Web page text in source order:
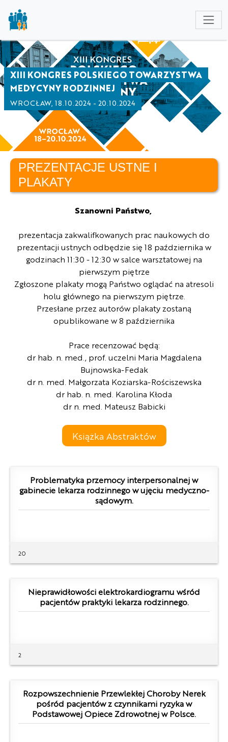
XIII KONGRES POLSKIEGO TOWARZYSTWA
MEDYCYNY RODZINNEJ
WROCŁAW, 18.10.2024 - 20.10.2024
PREZENTACJE USTNE I
PLAKATY
Szanowni Państwo,
prezentacja zakwalifkowanych prac naukowych do
prezentacji ustnych odbędzie się 18 października w
godzinach 11:30 - 12:30 w salce warsztatowej na
pierwszym piętrze
Zgłoszone plakaty mogą Państwo oglądać na atresoli
holu głównego na pierwszym piętrze.
Przesłane przez autorów plakaty zostaną
opublikowane w 8 października
Prace recenzować będą:
dr hab. n. med., prof. uczelni Maria Magdalena
Bujnowska-Fedak
dr n. med. Małgorzata Koziarska-Rościszewska
dr hab. n. med. Karolina Kłoda
dr n. med. Mateusz Babicki
Książka Abstraktów
Problematyka przemocy interpersonalnej w
gabinecie lekarza rodzinnego w ujęciu medyczno-
sądowym.
20
Nieprawidłowości elektrokardiogramu wśród
pacjentów praktyki lekarza rodzinnego.
2
Rozpowszechnienie Przewlekłej Choroby Nerek
pośród pacjentów z czynnikami ryzyka w
Podstawowej Opiece Zdrowotnej w Polsce.